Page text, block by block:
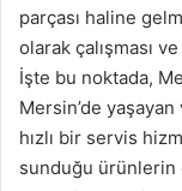
parçası haline
olarak çalışması
İşte bu noktada,
Mersin’de
hızlı bir servis
sunduğu ürünlerin